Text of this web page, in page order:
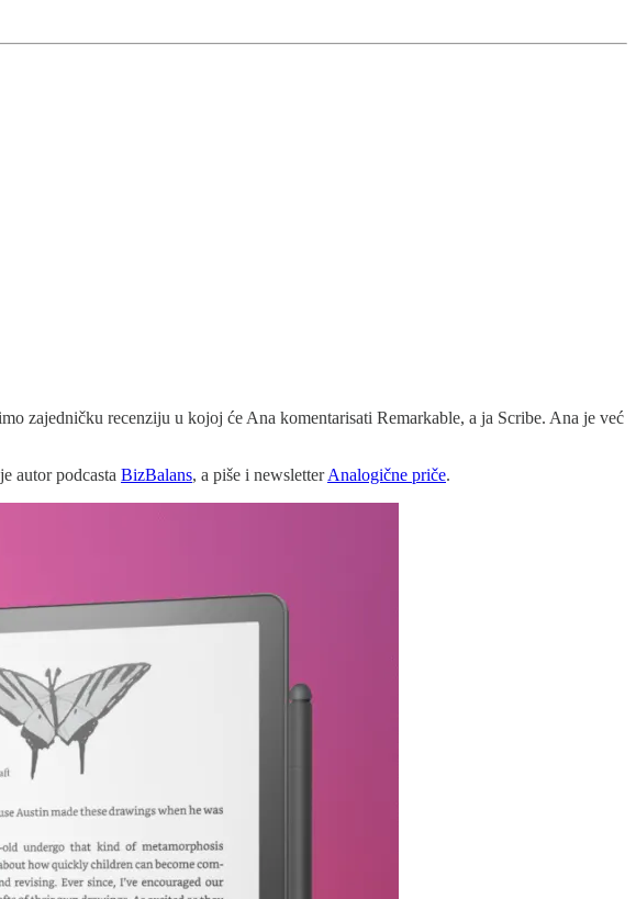
zajedničku recenziju u kojoj će Ana komentarisati Remarkable, a ja Scribe. Ana je već
autor podcasta BizBalans, a piše i newsletterAnalogične priče.